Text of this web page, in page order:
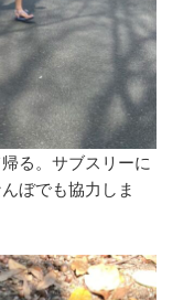
る。サブスリーに
ぼでも協力しま